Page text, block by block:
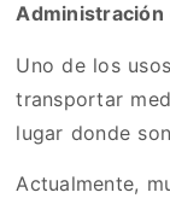
Uno de los
transportar
lugar donde
Actualmente,